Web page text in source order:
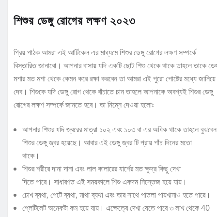
শিশুর ডেঙ্গু রোগের লক্ষণ ২০২৩
প্রিয় পাঠক আমরা এই আর্টিকেল এর মাধ্যমে শিশুর ডেঙ্গু রোগের লক্ষণ সম্পর্কে
বিস্তারিত জানাবো। আপনার বাসায় যদি একটি ছোট শিশু থেকে থাকে তাহলে তাকে
মশার মত মশা থেকে কেমন করে রক্ষা করবেন তা আমরা এই পুরো পোষ্টের মধ্যে জানিয়ে
দেব। শিশুকে যদি ডেঙ্গু রোগ থেকে বাঁচাতে চান তাহলে আপনাকে অবশ্যই শিশুর ডেঙ্গু
রোগের লক্ষণ সম্পর্কে জানতে হবে। তা নিম্নে দেওয়া হলোঃ
আপনার শিশুর যদি জ্বরের মাত্রা ১০২ এবং ১০৩ বা এর অধিক থাকে তাহলে বুঝবেন
শিশুর ডেঙ্গু জ্বর হয়েছে। আবার এই ডেঙ্গু জ্বর টি প্রায় পাঁচ দিনের মতো
থাকে।
শিশুর শরীরে দানা দানা এবং লাল কালারের যার্শের মত ক্ষুদ্র কিছু দেখা
দিতে পারে। সাধারণত এই সময়কালে শিশু একদম নিস্তেজ হয়ে যায়।
চোখ ব্যথা, পেটে ব্যথা, মাথা ব্যথা এবং তার সাথে পাতলা পায়খানাও হতে পারে।
প্লেটিলেট অনেকটা কম হয়ে যায়। এক্ষেত্রে দেখা যেতে পারে ৩ লাখ থেকে 40